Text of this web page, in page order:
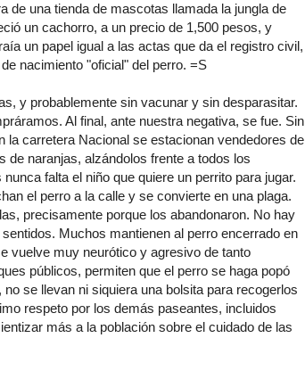
de una tienda de mascotas llamada la jungla de
un cachorro, a un precio de 1,500 pesos, y
un papel igual a las actas que da el registro civil,
nacimiento "oficial" del perro. =S
y probablemente sin vacunar y sin desparasitar.
Al final, ante nuestra negativa, se fue. Sin
la carretera Nacional se estacionan vendedores de
naranjas, alzándolos frente a todos los
falta el niño que quiere un perrito para jugar.
el perro a la calle y se convierte en una plaga.
precisamente porque los abandonaron. No hay
Muchos mantienen al perro encerrado en
vuelve muy neurótico y agresivo de tanto
públicos, permiten que el perro se haga popó
se llevan ni siquiera una bolsita para recogerlos
respeto por los demás paseantes, incluidos
más a la población sobre el cuidado de las